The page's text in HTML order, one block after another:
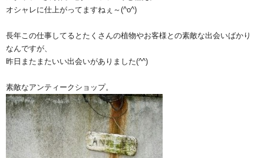
オシャレに仕上がってますねぇ～(^o^)
長年この仕事してるとたくさんの植物やお客様との素敵な出会いばかり
なんですが、
昨日またまたいい出会いがありました(^^)
素敵なアンティークショップ。